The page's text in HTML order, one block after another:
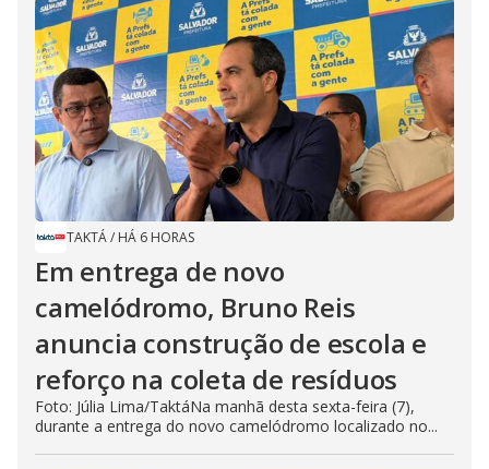
TAKTÁ/ HÁ 6 HORAS
Em entrega de novo
camelódromo, Bruno Reis
anuncia construção de escola e
reforço na coleta de resíduos
Foto: Júlia Lima/TaktáNa manhã desta sexta-feira (7),
durante a entrega do novo camelódromo localizado no...